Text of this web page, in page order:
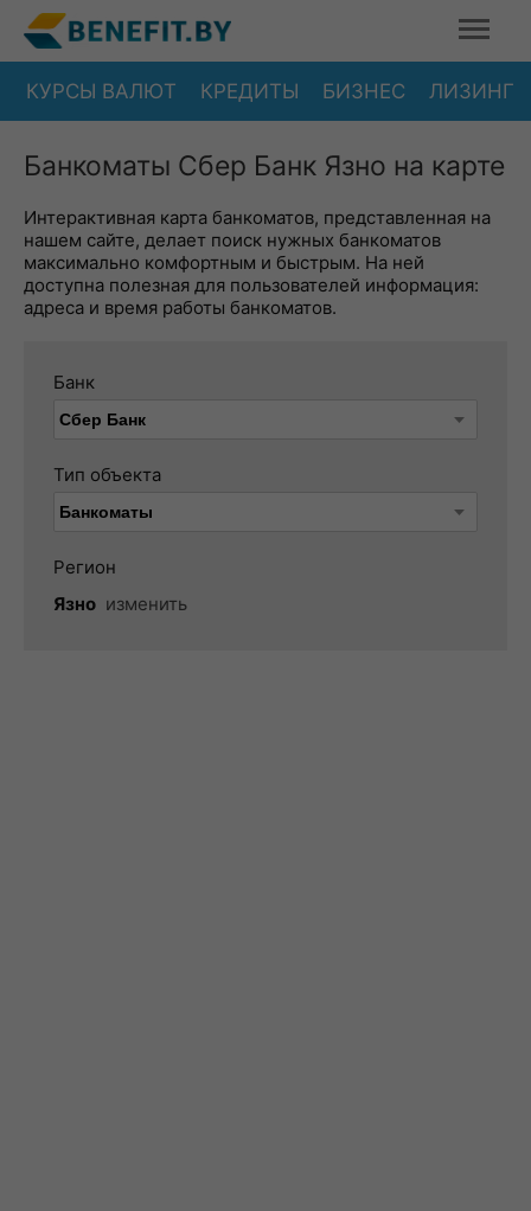
КУРСЫ ВАЛЮТ КРЕДИТЫ БИЗНЕС ЛИЗИНГ
Банкоматы Сбер Банк Язно на карте
Интерактивная карта банкоматов, представленная на
нашем сайте, делает поиск нужных банкоматов
максимально комфортным и быстрым. На ней
доступна полезная для пользователей информация:
адреса и время работы банкоматов.
Банк
Тип объекта
Регион
Язно изменить